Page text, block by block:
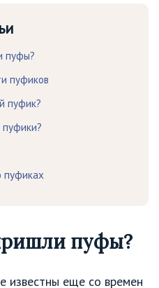
пуфы?
пуфиков
пуфик?
пуфики?
пуфиках
пуфы?
известны еще со времен